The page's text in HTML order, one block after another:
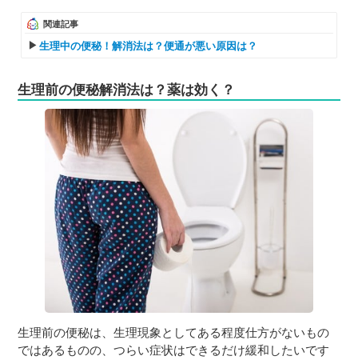
関連記事
生理中の便秘！解消法は？便通が悪い原因は？
生理前の便秘解消法は？薬は効く？
生理前の便秘は、生理現象としてある程度仕方がないもの
ではあるものの、つらい症状はできるだけ緩和したいです